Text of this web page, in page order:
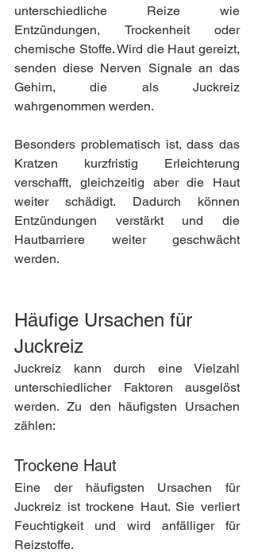
unterschiedliche Reize wie
Entzündungen, Trockenheit oder
chemische Stoffe. Wird die Haut gereizt,
senden diese Nerven Signale an das
Gehirn, die als Juckreiz
wahrgenommen werden.
Besonders problematisch ist, dass das
Kratzen kurzfristig Erleichterung
verschafft, gleichzeitig aber die Haut
weiter schädigt. Dadurch können
Entzündungen verstärkt und die
Hautbarriere weiter geschwächt
werden.
Häufige Ursachen für
Juckreiz
Juckreiz kann durch eine Vielzahl
unterschiedlicher Faktoren ausgelöst
werden. Zu den häufigsten Ursachen
zählen:
Trockene Haut
Eine der häufigsten Ursachen für
Juckreiz ist trockene Haut. Sie verliert
Feuchtigkeit und wird anfälliger für
Reizstoffe.